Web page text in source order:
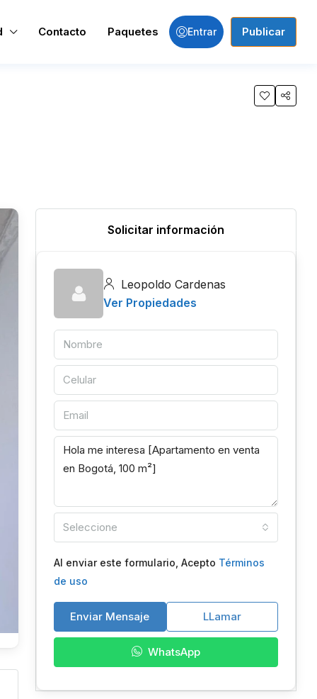
Contacto Paquetes Entrar Publicar
Solicitar información
Leopoldo Cardenas
Ver Propiedades
Seleccione
Al enviar este formulario, Acepto Términos
de uso
Enviar Mensaje LLamar
WhatsApp